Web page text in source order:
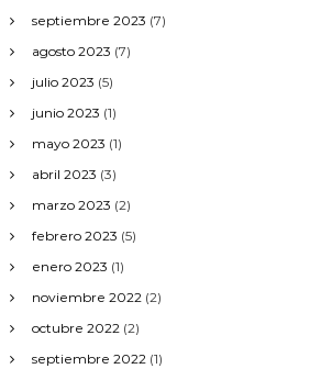
septiembre 2023 (7)
agosto 2023 (7)
julio 2023 (5)
junio 2023 (1)
mayo 2023 (1)
abril 2023 (3)
marzo 2023 (2)
febrero 2023 (5)
enero 2023 (1)
noviembre 2022(2)
octubre 2022(2)
septiembre 2022(1)